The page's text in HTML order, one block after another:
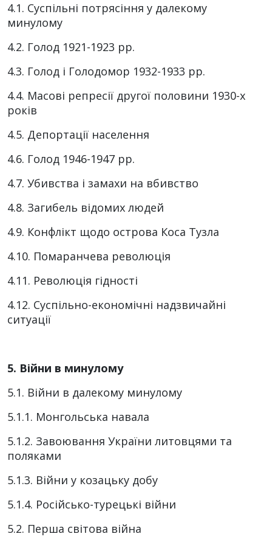
4.1. Суспільні потрясіння у далекому
минулому
4.2. Голод 1921-1923 pp.
4.3. Голод і Голодомор 1932-1933 pp.
4.4. Масові репресії другої половини 1930-х
років
4.5. Депортації населення
4.6. Голод 1946-1947 pp.
4.7. Убивства і замахи на вбивство
4.8. Загибель відомих людей
4.9. Конфлікт щодо острова Коса Тузла
4.10. Помаранчева революція
4.11. Революція гідності
4.12. Суспільно-економічні надзвичайні
ситуації
5. Війни в минулому
5.1. Війни в далекому минулому
5.1.1. Монгольська навала
5.1.2. Завоювання України литовцями та
поляками
5.1.3. Війни у козацьку добу
5.1.4. Російсько-турецькі війни
5.2. Перша світова війна